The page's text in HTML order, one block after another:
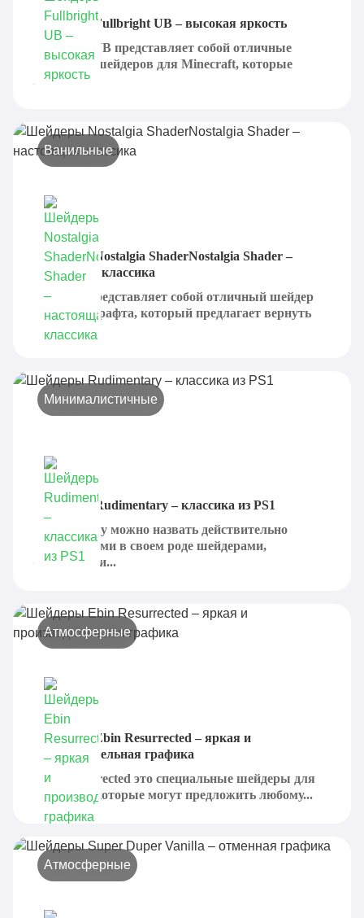
Шейдеры Fullbright UB – высокая яркость
Fullbright UB представляет собой отличные
варианты шейдеров для Minecraft, которые
могут...
Ванильные
Шейдеры Nostalgia ShaderNostalgia Shader –
настоящая классика
Nostalgia представляет собой отличный шейдер
для Майнкрафта, который предлагает вернуть
игре...
Минималистичные
Шейдеры Rudimentary – классика из PS1
Rudimentary можно назвать действительно
уникальными в своем роде шейдерами,
сделанными...
Атмосферные
Шейдеры Ebin Resurrected – яркая и
производительная графика
Ebin Resurrected это специальные шейдеры для
Minecraft, которые могут предложить любому...
Атмосферные